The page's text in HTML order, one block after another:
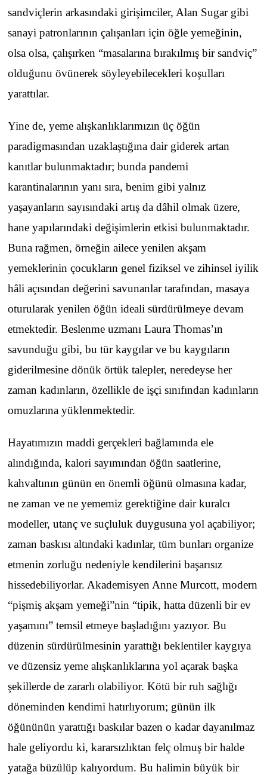
sandviçlerin arkasındaki girişimciler, Alan Sugar gibi
sanayi patronlarının çalışanları için öğle yemeğinin,
olsa olsa, çalışırken “masalarına bırakılmış bir sandviç”
olduğunu övünerek söyleyebilecekleri koşulları
yarattılar.
Yine de, yeme alışkanlıklarımızın üç öğün
paradigmasından uzaklaştığına dair giderek artan
kanıtlar bulunmaktadır; bunda pandemi
karantinalarının yanı sıra, benim gibi yalnız
yaşayanların sayısındaki artış da dâhil olmak üzere,
hane yapılarındaki değişimlerin etkisi bulunmaktadır.
Buna rağmen, örneğin ailece yenilen akşam
yemeklerinin çocukların genel fiziksel ve zihinsel iyilik
hâli açısından değerini savunanlar tarafından, masaya
oturularak yenilen öğün ideali sürdürülmeye devam
etmektedir. Beslenme uzmanı Laura Thomas’ın
savunduğu gibi, bu tür kaygılar ve bu kaygıların
giderilmesine dönük örtük talepler, neredeyse her
zaman kadınların, özellikle de işçi sınıfından kadınların
omuzlarına yüklenmektedir.
Hayatımızın maddi gerçekleri bağlamında ele
alındığında, kalori sayımından öğün saatlerine,
kahvaltının günün en önemli öğünü olmasına kadar,
ne zaman ve ne yememiz gerektiğine dair kuralcı
modeller, utanç ve suçluluk duygusuna yol açabiliyor;
zaman baskısı altındaki kadınlar, tüm bunları organize
etmenin zorluğu nedeniyle kendilerini başarısız
hissedebiliyorlar. Akademisyen Anne Murcott, modern
“pişmiş akşam yemeği”nin “tipik, hatta düzenli bir ev
yaşamını” temsil etmeye başladığını yazıyor. Bu
düzenin sürdürülmesinin yarattığı beklentiler kaygıya
ve düzensiz yeme alışkanlıklarına yol açarak başka
şekillerde de zararlı olabiliyor. Kötü bir ruh sağlığı
döneminden kendimi hatırlıyorum; günün ilk
öğününün yarattığı baskılar bazen o kadar dayanılmaz
hale geliyordu ki, kararsızlıktan felç olmuş bir halde
yatağa büzülüp kalıyordum. Bu halimin büyük bir